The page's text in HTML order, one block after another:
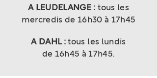
A LEUDELANGE :tous les
mercredis de 16h30 à 17h45
A DAHL :tous les lundis
de 16h45 à 17h45.